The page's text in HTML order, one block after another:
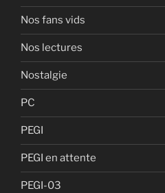
Nos fans vids
Nos lectures
Nostalgie
PC
PEGI
PEGI en attente
PEGI-03